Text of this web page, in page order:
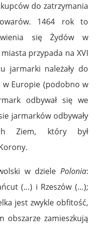
do zatrzymania
1464 rok to
się Żydów w
przypada na XVI
jarmarki należały do
w Europie (podobno w
odbywał się we
jarmarków odbywały
Ziem, który był
w dziele Polonia:
(…) i Rzeszów (…);
jest zwykle obfitość,
obszarze zamieszkują